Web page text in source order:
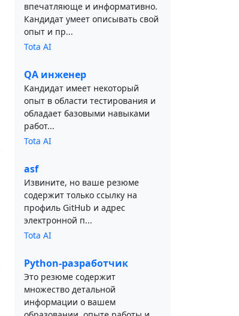
впечатляюще и информативно.
Кандидат умеет описывать свой
опыт и пр...
Tota AI
QA инженер
Кандидат имеет некоторый
опыт в области тестирования и
обладает базовыми навыками
работ...
Tota AI
asf
Извините, но ваше резюме
содержит только ссылку на
профиль GitHub и адрес
электронной п...
Tota AI
Python-разработчик
Это резюме содержит
множество детальной
информации о вашем